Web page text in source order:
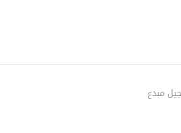
مبدع